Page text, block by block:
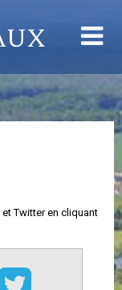
Twitter en cliquant